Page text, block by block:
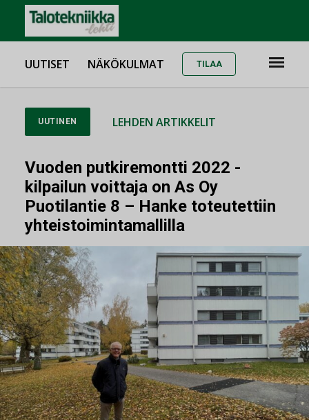
UUTISET NÄKÖKULMAT TILAA
UUTINEN LEHDEN ARTIKKELIT
Vuoden putkiremontti 2022 -
kilpailun voittaja on As Oy
Puotilantie 8 – Hanke toteutettiin
yhteistoimintamallilla